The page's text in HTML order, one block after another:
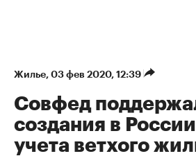
Жилье⁠, 03 фев 2020, 12:39
Совфед
создания в
учета ветхого